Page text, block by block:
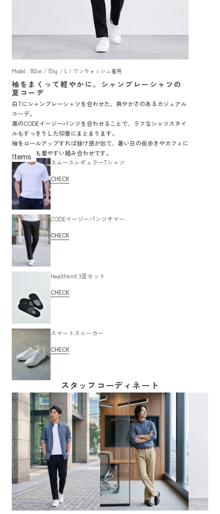
Model : 182㎝ / 70㎏ / L / ワンウォッシュ着用
袖をまくって軽やかに。シャンブレーシャツの
夏コーデ
白Tにシャンブレーシャツを合わせた、爽やかさのあるカジュアル
コーデ。
黒のCODEイージーパンツを合わせることで、ラフなシャツスタイ
ルもすっきりした印象にまとまります。
袖をロールアップすれば抜け感が出て、暑い日の街歩きやカフェに
行く日にも着やすい組み合わせです。
スムースレギュラーTシャツ
CHECK
CODEイージーパンツサマー
CHECK
Healthknit 3足セット
CHECK
スマートスニーカー
CHECK
スタッフコーディネート